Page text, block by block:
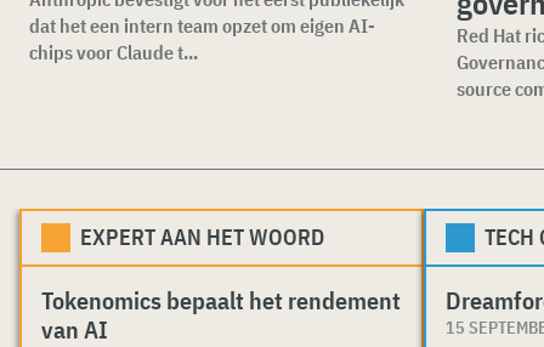
dat het een intern team opzet om eigen AI-
chips voor Claude t...
Red Hat
source
EXPERT AAN HET WOORD
Tokenomics bepaalt het rendement
van AI
TECH
15